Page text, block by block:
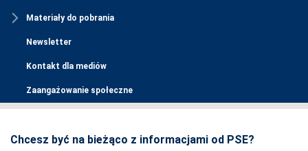
Materiały do pobrania
Newsletter
Kontakt dla mediów
Zaangażowanie społeczne
Chcesz być na bieżąco z informacjami od PSE?